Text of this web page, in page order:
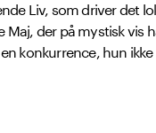
Liv, som driver det
Maj, der på mystisk vis
konkurrence, hun